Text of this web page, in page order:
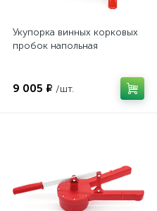
Укупорка винных корковых
пробок напольная
9 005 ₽ /шт.